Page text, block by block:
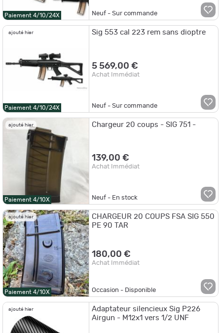
Paiement 4/10/24X Neuf - Sur commande
ajouté hier
Paiement 4/10/24X
Sig 553 cal 223 rem sans dioptre
5 569,00 €
Achat Immédiat
Neuf - Sur commande
ajouté hier
Paiement 4/10X
Chargeur 20 coups - SIG 751 -
139,00 €
Achat Immédiat
Neuf - En stock
ajouté hier
Paiement 4/10X
CHARGEUR 20 COUPS FSA SIG 550
PE 90 TAR
180,00 €
Achat Immédiat
Occasion - Disponible
ajouté hier
Adaptateur silencieux Sig P226
Airgun - M12x1 vers 1/2 UNF